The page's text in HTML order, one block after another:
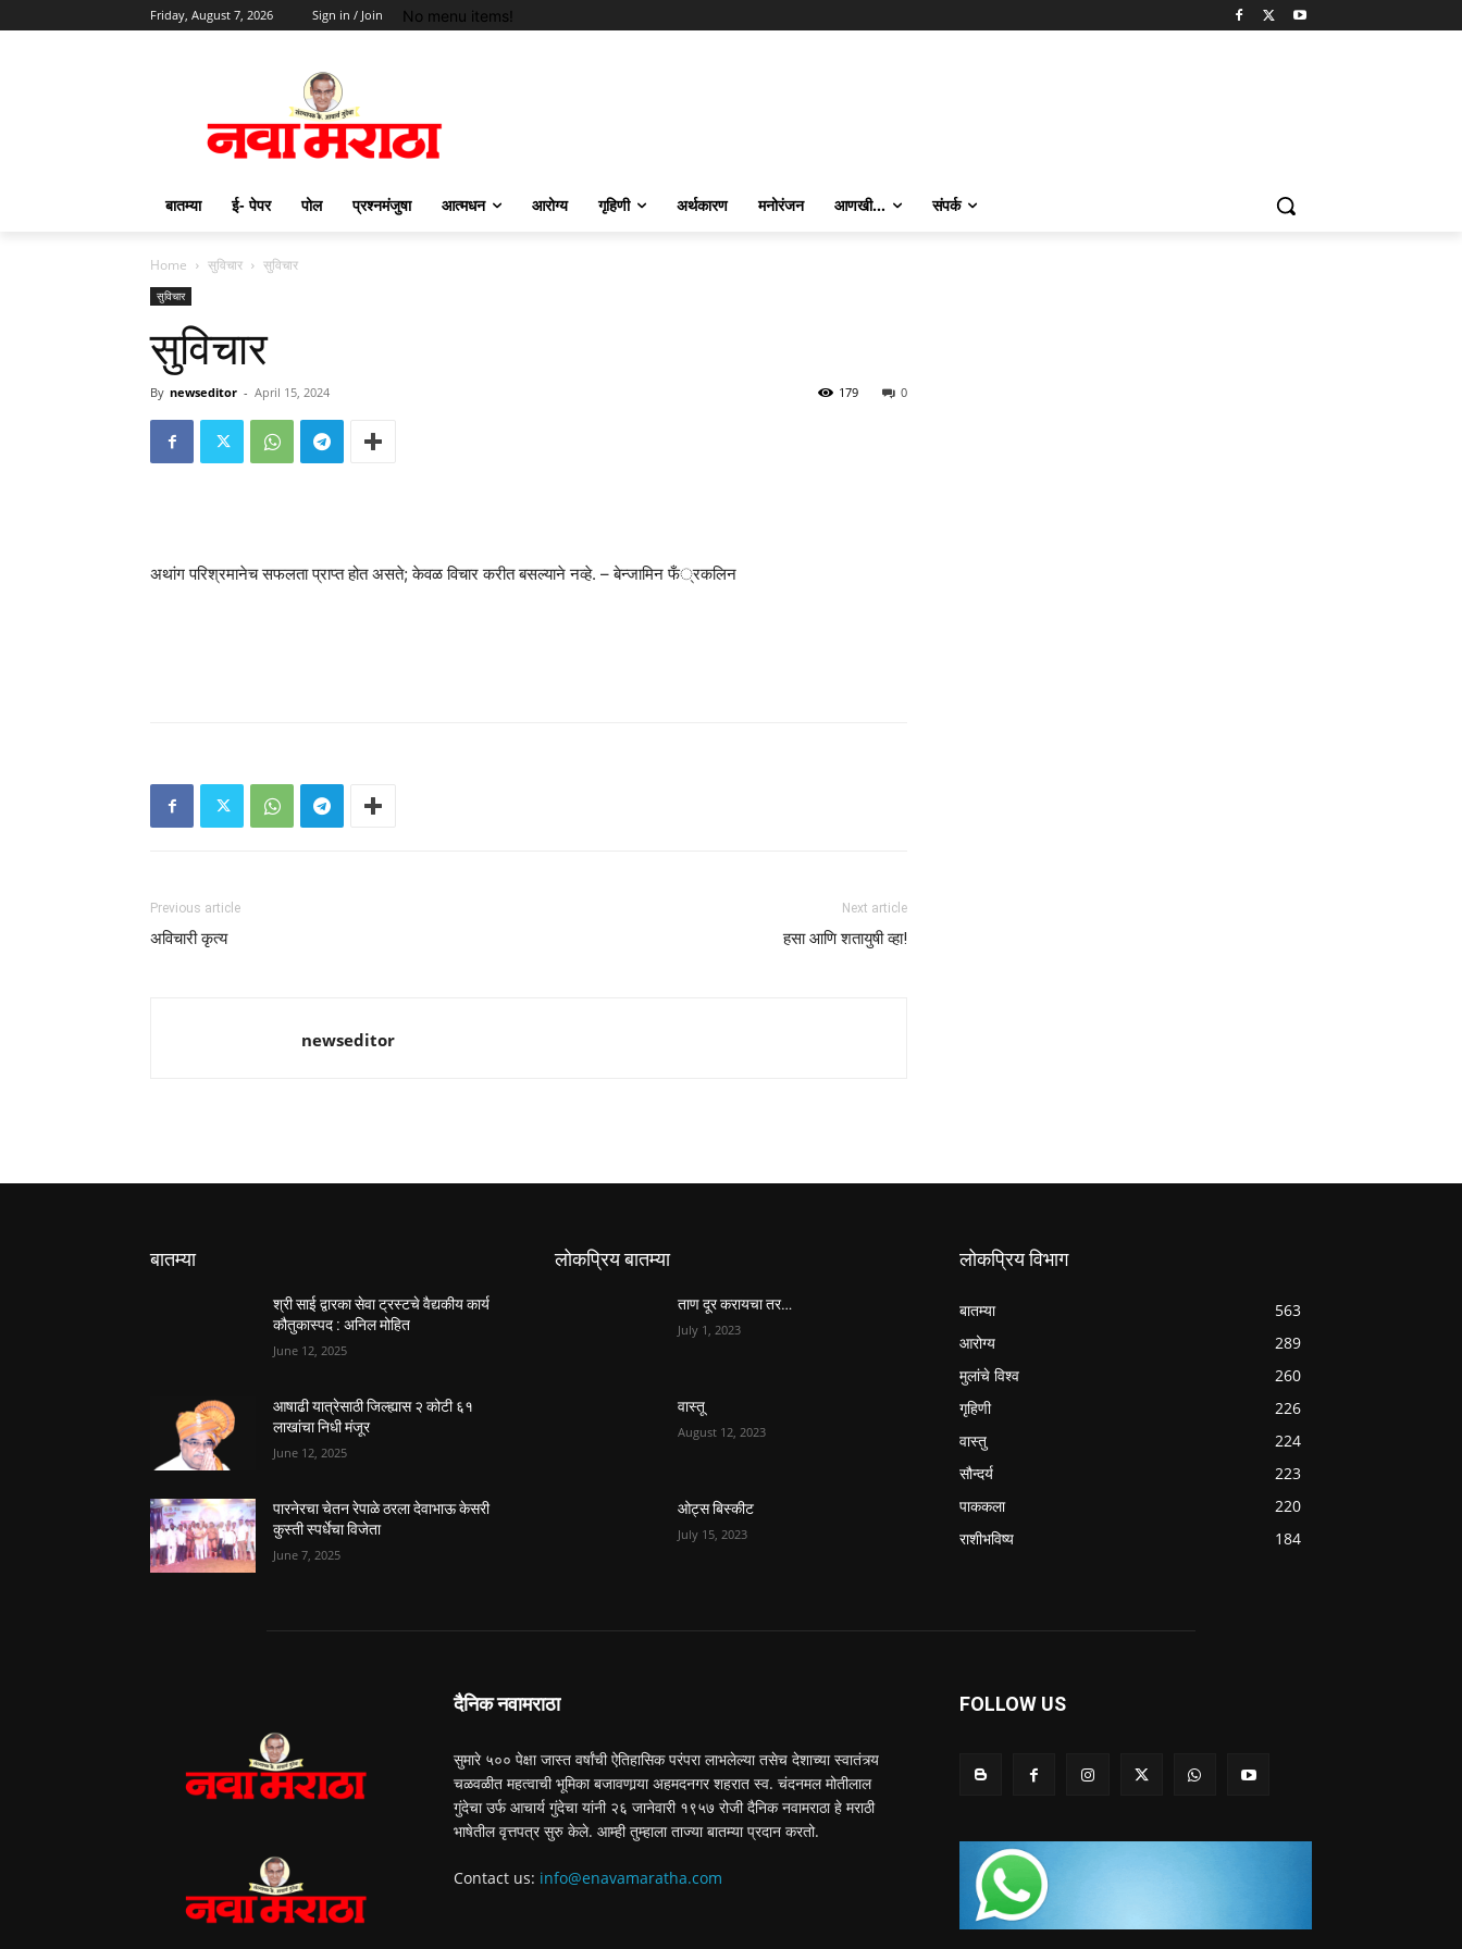
Friday, August 7, 2026 Sign in / Join No menu items!
बातम्या ई- पेपर पोल प्रश्नमंजुषा आत्मधन आरोग्य गृहिणी अर्थकारण मनोरंजन आणखी… संपर्क
Home सुविचार सुविचार
सुविचार
सुविचार
By newseditor - April 15, 2024 0
179
अथांग परिश्रमानेच सफलता प्राप्त होत असते; केवळ विचार करीत बसल्याने नव्हे. – बेन्जामिन फँ्रकलिन
Previous article
अविचारी कृत्य
Next article
हसा आणि शतायुषी व्हा!
newseditor
बातम्या
श्री साई द्वारका सेवा ट्रस्टचे वैद्यकीय कार्य
कौतुकास्पद : अनिल मोहित
June 12, 2025
आषाढी यात्रेसाठी जिल्ह्यास २ कोटी ६१
लाखांचा निधी मंजूर
June 12, 2025
पारनेरचा चेतन रेपाळे ठरला देवाभाऊ केसरी
कुस्ती स्पर्धेचा विजेता
June 7, 2025
लोकप्रिय बातम्या
ताण दूर करायचा तर…
July 1, 2023
वास्तू
August 12, 2023
ओट्स बिस्कीट
July 15, 2023
लोकप्रिय विभाग
बातम्या
563
आरोग्य
289
मुलांचे विश्व
260
गृहिणी
226
वास्तु
224
सौन्दर्य
223
पाककला
220
राशीभविष्य
184
दैनिक नवामराठा
सुमारे ५०० पेक्षा जास्त वर्षांची ऐतिहासिक परंपरा लाभलेल्या तसेच देशाच्या स्वातंत्र्य
चळवळीत महत्वाची भूमिका बजावणार्‍या अहमदनगर शहरात स्व. चंदनमल मोतीलाल
गुंदेचा उर्फ आचार्य गुंदेचा यांनी २६ जानेवारी १९५७ रोजी दैनिक नवामराठा हे मराठी
भाषेतील वृत्तपत्र सुरु केले. आम्ही तुम्हाला ताज्या बातम्या प्रदान करतो.
Contact us: info@enavamaratha.com
FOLLOW US